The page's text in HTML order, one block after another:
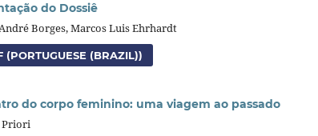
do Dossiê
Borges, Marcos Luis Ehrhardt
(PORTUGUESE (BRAZIL))
do corpo feminino: uma viagem ao passado
Priori